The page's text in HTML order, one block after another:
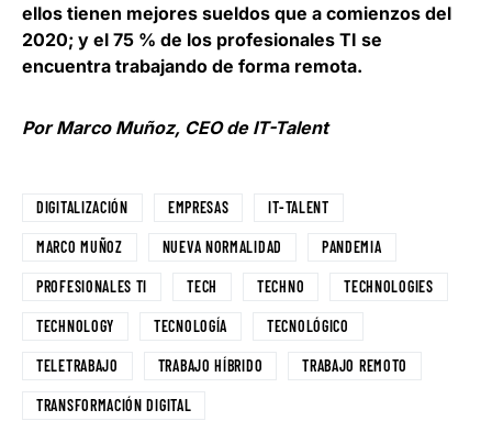
ellos tienen mejores sueldos que a comienzos del
2020; y el 75 % de los profesionales TI se
encuentra trabajando de forma remota.
Por Marco Muñoz, CEO de IT-Talent
DIGITALIZACIÓN EMPRESAS IT-TALENT
MARCO MUÑOZ NUEVA NORMALIDAD PANDEMIA
PROFESIONALES TI TECH TECHNO TECHNOLOGIES
TECHNOLOGY TECNOLOGÍA TECNOLÓGICO
TELETRABAJO TRABAJO HÍBRIDO TRABAJO REMOTO
TRANSFORMACIÓN DIGITAL